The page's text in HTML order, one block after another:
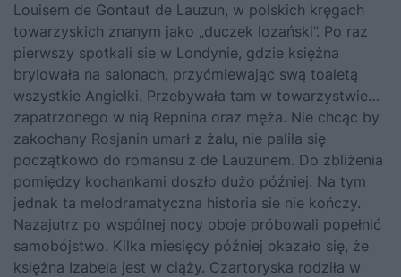
Louisem de Gontaut de Lauzun, w polskich kręgach
towarzyskich znanym jako „duczek lozański”. Po raz
pierwszy spotkali sie w Londynie, gdzie księżna
brylowała na salonach, przyćmiewając swą toaletą
wszystkie Angielki. Przebywała tam w towarzystwie…
zapatrzonego w nią Repnina oraz męża. Nie chcąc by
zakochany Rosjanin umarł z żalu, nie paliła się
początkowo do romansu z de Lauzunem. Do zbliżenia
pomiędzy kochankami doszło dużo później. Na tym
jednak ta melodramatyczna historia sie nie kończy.
Nazajutrz po wspólnej nocy oboje próbowali popełnić
samobójstwo. Kilka miesięcy później okazało się, że
księżna Izabela jest w ciąży. Czartoryska rodziła w